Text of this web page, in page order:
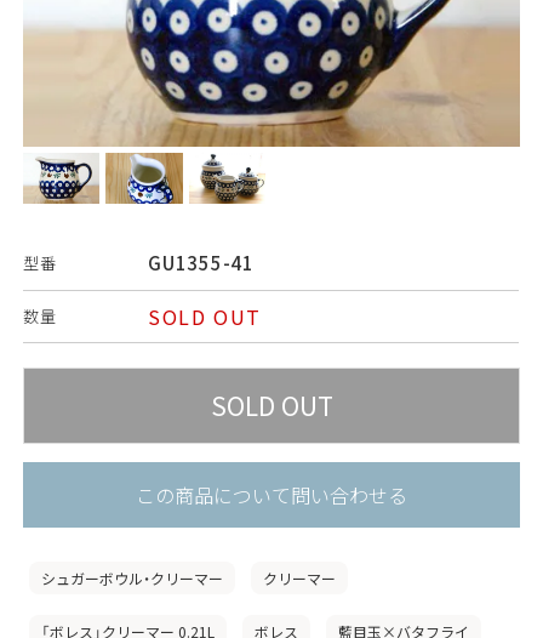
型番 GU1355-41
数量 SOLD OUT
この商品について問い合わせる
シュガーボウル・クリーマー クリーマー
「ボレス」クリーマー 0.21L ボレス 藍目玉×バタフライ